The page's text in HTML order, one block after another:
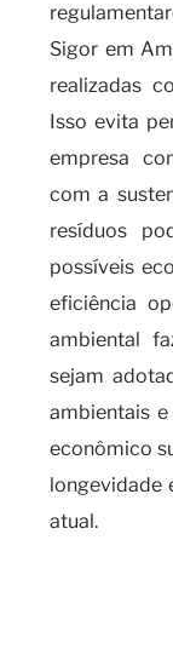
Sigor em
realizadas
Isso evita
empresa
com a
resíduos
possíveis
eficiência
ambiental
sejam
ambientais
econômico
longevidade
atual.